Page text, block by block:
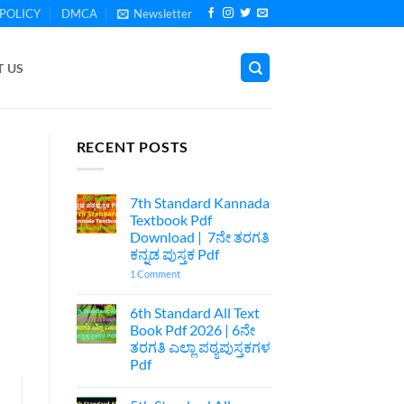
DMCA Newsletter
US
RECENT POSTS
7th Standard Kannada
Textbook Pdf
Download | 7ನೇ ತರಗತಿ
ಕನ್ನಡ ಪುಸ್ತಕ Pdf
1 Commenton
Kannada
Textbook
Pdf
Download
|
ಪುಸ್ತಕ
6th Standard All Text
Book Pdf 2026 | 6ನೇ
ತರಗತಿ ಎಲ್ಲಾ ಪಠ್ಯಪುಸ್ತಕಗಳ
Pdf